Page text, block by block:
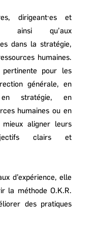
dirigeant·es et
ainsi qu’aux
dans la stratégie,
humaines.
pour les
générale, en
stratégie, en
humaines ou en
mieux aligner leurs
clairs et
d’expérience, elle
la méthode O.K.R.
des pratiques